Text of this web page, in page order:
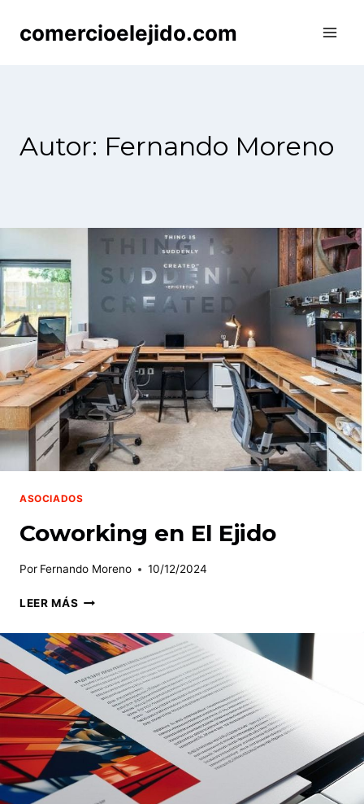
comercioelejido.com
Autor: Fernando Moreno
ASOCIADOS
Coworking en El Ejido
Por Fernando Moreno 10/12/2024
LEER MÁS COWORKING
EL
EJIDO